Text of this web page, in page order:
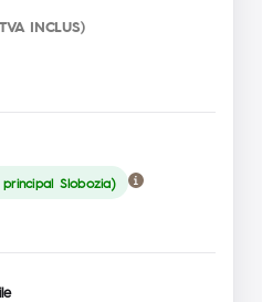
INCLUS)
Slobozia)